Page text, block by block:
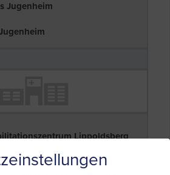
Jugenheim
Lippoldsberg